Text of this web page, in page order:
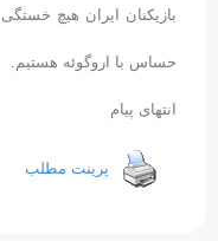
بازیکنان ایران هیچ
حساس با اروگوئه هستیم.
انتهای پیام
پرینت مطلب